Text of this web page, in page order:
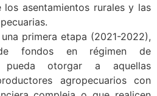
asentamientos rurales y las
primera etapa (2021-2022),
fondos en régimen de
pueda otorgar a aquellas
agropecuarios con